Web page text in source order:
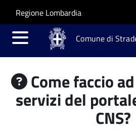
Salta al contenuto principale
Skip to site navigation
Regione Lombardia
Comune di
Come faccio
servizi del
CNS?